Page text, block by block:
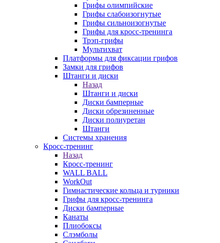
Грифы олимпийские
Грифы слабоизогнутые
Грифы сильноизогнутые
Грифы для кросс-тренинга
Трэп-грифы
Мультихват
Платформы для фиксации грифов
Замки для грифов
Штанги и диски
Назад
Штанги и диски
Диски бамперные
Диски обрезиненные
Диски полиуретан
Штанги
Системы хранения
Кросс-тренинг
Назад
Кросс-тренинг
WALL BALL
WorkOut
Гимнастические кольца и турники
Грифы для кросс-тренинга
Диски бамперные
Канаты
Плиобоксы
Слэмболы